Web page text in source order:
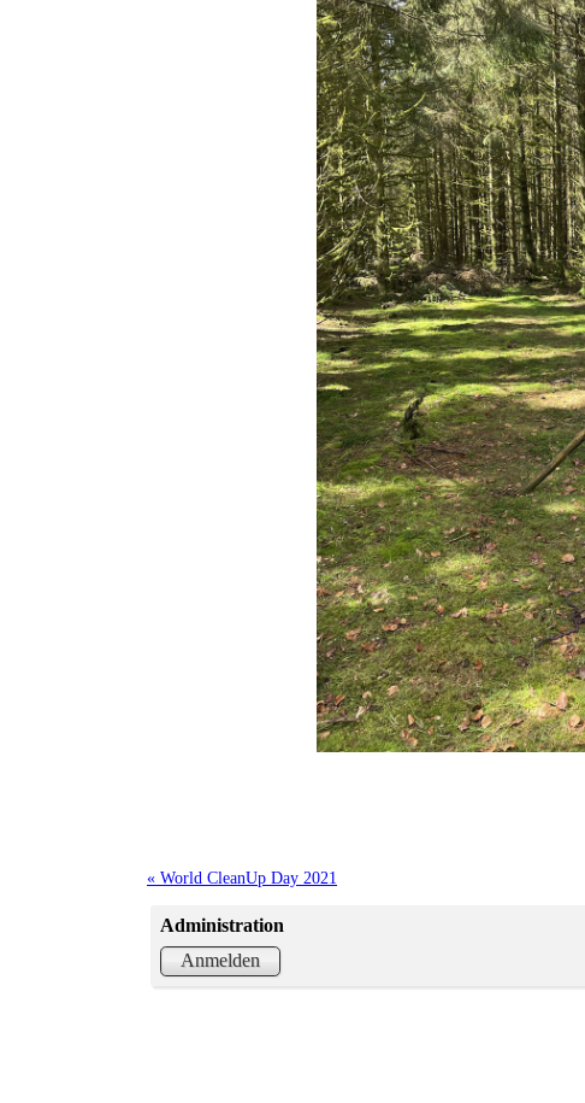
« World CleanUp Day 2021
Administration
Anmelden